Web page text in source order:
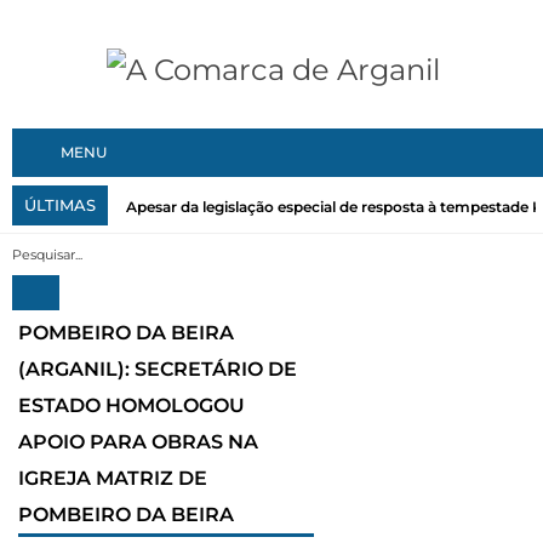
MENU
ÚLTIMAS Apesar da legislação especial de resposta à tempestade
POMBEIRO DA BEIRA
(ARGANIL): SECRETÁRIO DE
ESTADO HOMOLOGOU
APOIO PARA OBRAS NA
IGREJA MATRIZ DE
POMBEIRO DA BEIRA